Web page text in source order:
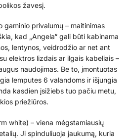
žavesį.
gaminio privalumų – maitinimas
kad „Angela“ gali būti kabinama
lentynos, veidrodžio ar net ant
elektros lizdais ar ilgais kabeliais –
naudojimas. Be to, įmontuotas
lemputes 6 valandoms ir išjungia
kasdien įsižiebs tuo pačiu metu,
priežiūros.
white) – viena mėgstamiausių
Ji spinduliuoja jaukumą, kuria